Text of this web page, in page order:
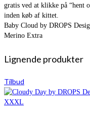
gratis ved at klikke på “hent
inden køb af kittet.
Baby Cloud by DROPS
Merino Extra
Lignende produkter
Tilbud